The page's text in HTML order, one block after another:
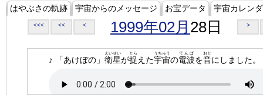
はやぶさの軌跡 宇宙からのメッセージ お宝データ 宇宙カレン
<<< << < 1999年02月 28日 >
♪ 「あけぼの」 衛星
えいせい
が捉
とら
えた宇宙
うちゅう
の電波
でんぱ
を音
おと
にしました。